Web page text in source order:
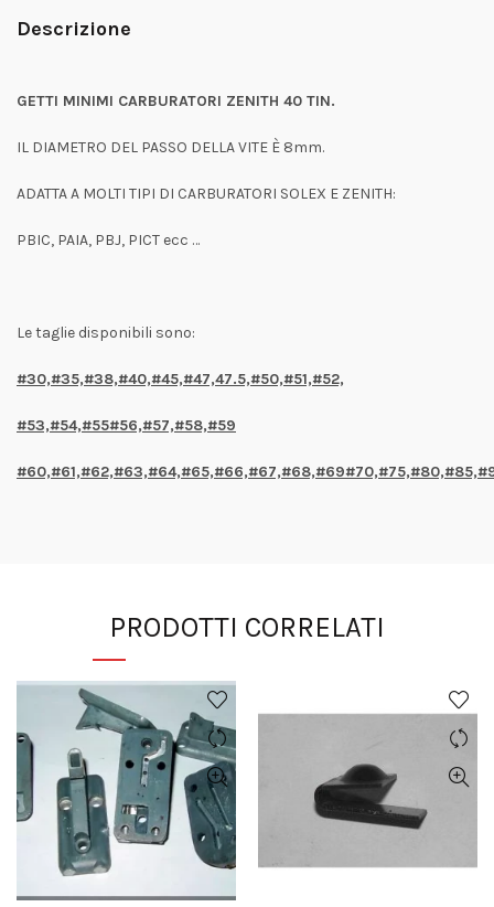
Descrizione
GETTI MINIMI CARBURATORI ZENITH 40 TIN.
IL DIAMETRO DEL PASSO DELLA VITE È 8mm.
ADATTA A MOLTI TIPI DI CARBURATORI SOLEX E ZENITH:
PBIC, PAIA, PBJ, PICT ecc …
Le taglie disponibili sono:
#30,#35,#38,#40,#45,#47,47.5,#50,#51,#52,
#53,#54,#55#56,#57,#58,#59
PRODOTTI CORRELATI